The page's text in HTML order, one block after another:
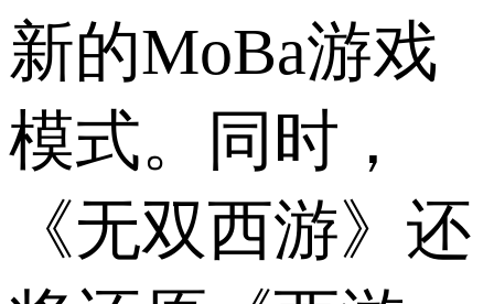
新的MoBa游戏
模式。同时，
《无双西游》还